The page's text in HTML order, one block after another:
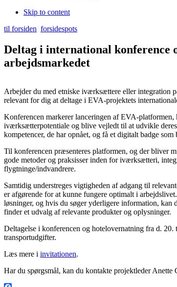
Skip to content
til forsiden forsidespots
Deltag i international
arbejdsmarkedet
Arbejder du med etniske iværksættere eller integration
relevant for dig at deltage i EVA-projektets
Konferencen markerer lanceringen af EVA-
iværksætterpotentiale og blive vejledt til at udvikle
kompetencer, de har opnået, og få et digitalt badge
Til konferencen præsenteres platformen, og der bliver
gode metoder og praksisser inden for iværksætteri,
flygtninge/indvandrere.
Samtidig understreges vigtigheden af adgang til
er afgørende for at kunne fungere optimalt i
løsninger, og hvis du søger yderligere information, kan
finder et udvalg af relevante produkter og oplysninger.
Deltagelse i konferencen og hotelovernatning fra d.
transportudgifter.
Læs mere i invitationen.
Har du spørgsmål, kan du kontakte projektleder Anette